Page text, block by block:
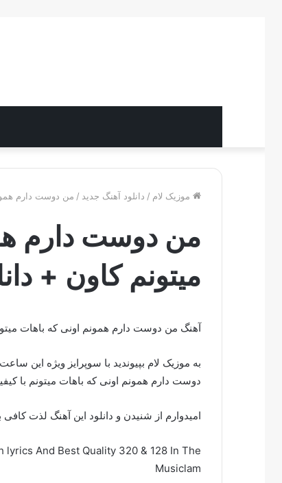
موزیک لام / دانلود آهنگ جدید / من دوست دارم
من دوست دارم
میتونم کاون +
آهنگ من دوست دارم همونم اونی که باهات
به موزیک لام بپیوندید با سوپرایز ویژه این
دوست دارم همونم اونی که باهات میتونم با
امیدوارم از شنیدن و دانلود این آهنگ لذت کافی
lyrics And Best Quality 320 & 128 In The
Musiclam